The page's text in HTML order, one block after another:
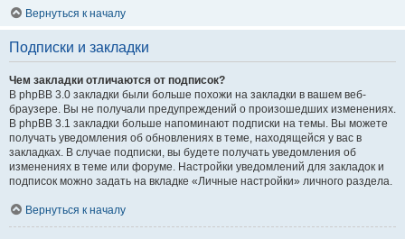
Вернуться к началу
Подписки и закладки
Чем закладки отличаются от подписок?
В phpBB 3.0 закладки были больше похожи на закладки в вашем веб-
браузере. Вы не получали предупреждений о произошедших изменениях.
В phpBB 3.1 закладки больше напоминают подписки на темы. Вы можете
получать уведомления об обновлениях в теме, находящейся у вас в
закладках. В случае подписки, вы будете получать уведомления об
изменениях в теме или форуме. Настройки уведомлений для закладок и
подписок можно задать на вкладке «Личные настройки» личного раздела.
Вернуться к началу